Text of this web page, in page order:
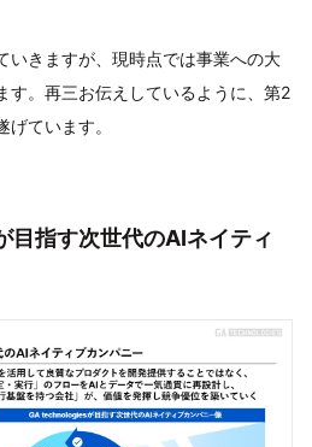
いきますが、現時点では事業への大
す。再三お伝えしているように、第2
ています。
指す次世代のAIネイティ